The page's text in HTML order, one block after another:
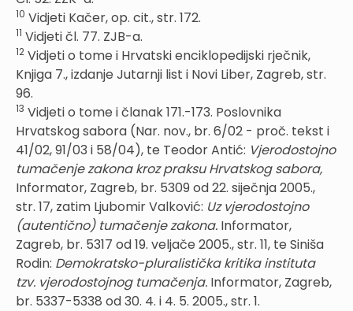
10 Vidjeti Kačer, op. cit., str. 172.
11 Vidjeti čl. 77. ZJB-a.
12 Vidjeti o tome i Hrvatski enciklopedijski rječnik,
Knjiga 7., izdanje Jutarnji list i Novi Liber, Zagreb, str.
96.
13 Vidjeti o tome i članak 171.-173. Poslovnika
Hrvatskog sabora (Nar. nov., br. 6/02 - proč. tekst i
41/02, 91/03 i 58/04), te Teodor Antić: Vjerodostojno
tumačenje zakona kroz praksu Hrvatskog sabora,
Informator, Zagreb, br. 5309 od 22. siječnja 2005.,
str. 17, zatim Ljubomir Valković: Uz vjerodostojno
(autentično) tumačenje zakona. Informator,
Zagreb, br. 5317 od 19. veljače 2005., str. 11, te Siniša
Rodin: Demokratsko-pluralistička kritika instituta
tzv. vjerodostojnog tumačenja. Informator, Zagreb,
br. 5337-5338 od 30. 4. i 4. 5. 2005., str. 1.